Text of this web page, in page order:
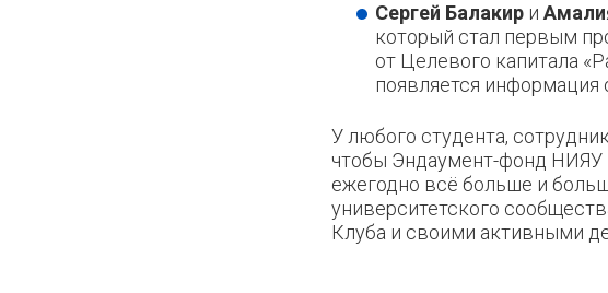
Сергей Балакир и
который стал первым
от Целевого капитала
появляется информация
У любого студента,
чтобы Эндаумент-фонд НИЯУ
ежегодно всё больше и
университетского
Клуба и своими активными